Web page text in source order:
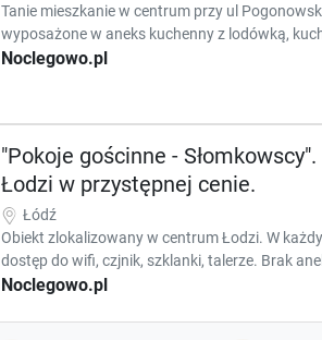
Tanie mieszkanie w centrum przy ul
wyposażone w aneks kuchenny z lodówką,
Noclegowo.pl
"Pokoje gościnne -
Łodzi w przystępnej cenie.
Łódź
Obiekt zlokalizowany w centrum Łodzi. W
dostęp do wifi, czjnik, szklanki, talerze. Brak
Noclegowo.pl